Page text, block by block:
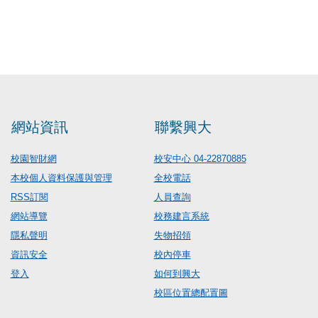
網站資訊
校園智財網
本校個人資料保護與管理
RSS訂閱
網站導覽
隱私聲明
資訊安全
登入
聯繫興大
校安中心 04-22870885
全校電話
人員查詢
校務建言系統
失物招領
校內停車
如何到興大
校區位置總配置圖